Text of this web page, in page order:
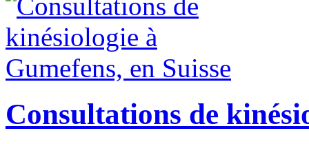
Consultations de